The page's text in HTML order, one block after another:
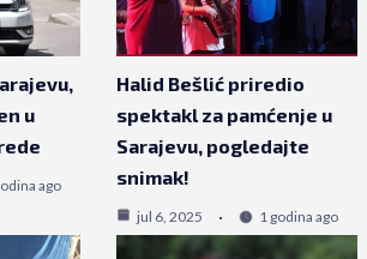
u
ago
Halid Bešlić priredio
spektakl za pamćenje u
Sarajevu, pogledajte
snimak!
jul 6, 2025 1 godina ago